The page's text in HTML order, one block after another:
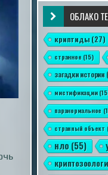
ОБЛАКО
криптиды(27)
странное(15)
загадки истории
мистификации
паранормальное
странный объект
нло(55)